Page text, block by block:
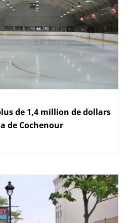
de 1,4 million de dollars
de Cochenour